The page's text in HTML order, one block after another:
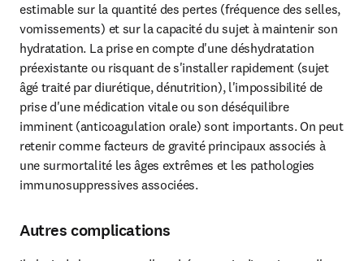
estimable sur la quantité des pertes (fréquence des selles,
vomissements) et sur la capacité du sujet à maintenir son
hydratation. La prise en compte d'une déshydratation
préexistante ou risquant de s'installer rapidement (sujet
âgé traité par diurétique, dénutrition), l'impossibilité de
prise d'une médication vitale ou son déséquilibre
imminent (anticoagulation orale) sont importants. On peut
retenir comme facteurs de gravité principaux associés à
une surmortalité les âges extrêmes et les pathologies
immunosuppressives associées.
Autres complications